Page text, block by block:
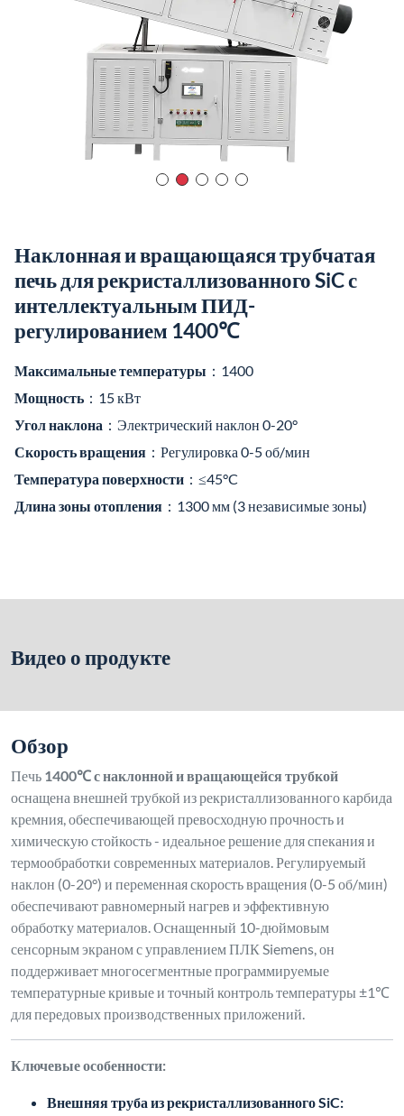
Наклонная и вращающаяся трубчатая
печь для рекристаллизованного SiC с
интеллектуальным ПИД-
регулированием 1400℃
Максимальные температуры ：1400
Мощность ：15 кВт
Угол наклона ：Электрический наклон 0-20°
Скорость вращения ：Регулировка 0-5 об/мин
Температура поверхности ：≤45°C
Длина зоны отопления ：1300 мм (3 независимые зоны)
Видео о продукте
Обзор
Печь 1400℃ с наклонной и вращающейся трубкой
оснащена внешней трубкой из рекристаллизованного карбида
кремния, обеспечивающей превосходную прочность и
химическую стойкость - идеальное решение для спекания и
термообработки современных материалов. Регулируемый
наклон (0-20°) и переменная скорость вращения (0-5 об/мин)
обеспечивают равномерный нагрев и эффективную
обработку материалов. Оснащенный 10-дюймовым
сенсорным экраном с управлением ПЛК Siemens, он
поддерживает многосегментные программируемые
температурные кривые и точный контроль температуры ±1℃
для передовых производственных приложений.
Ключевые особенности:
Внешняя труба из рекристаллизованного SiC: